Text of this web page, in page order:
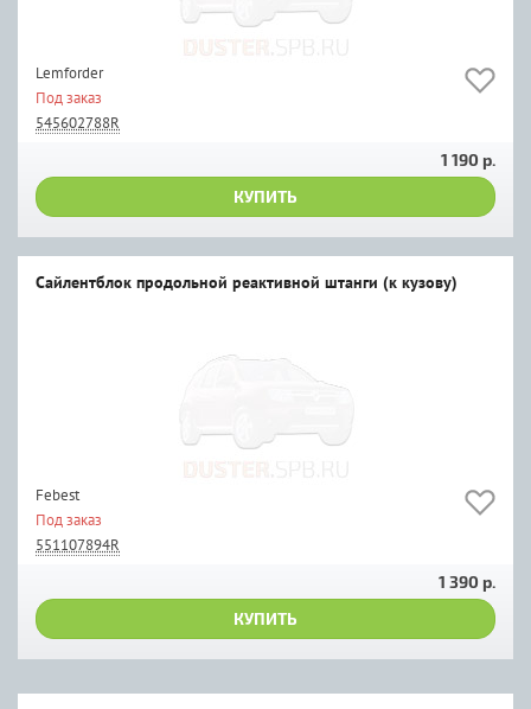
Lemforder
Под заказ
545602788R
1 190 р.
КУПИТЬ
Сайлентблок продольной реактивной штанги (к кузову)
Febest
Под заказ
551107894R
1 390 р.
КУПИТЬ